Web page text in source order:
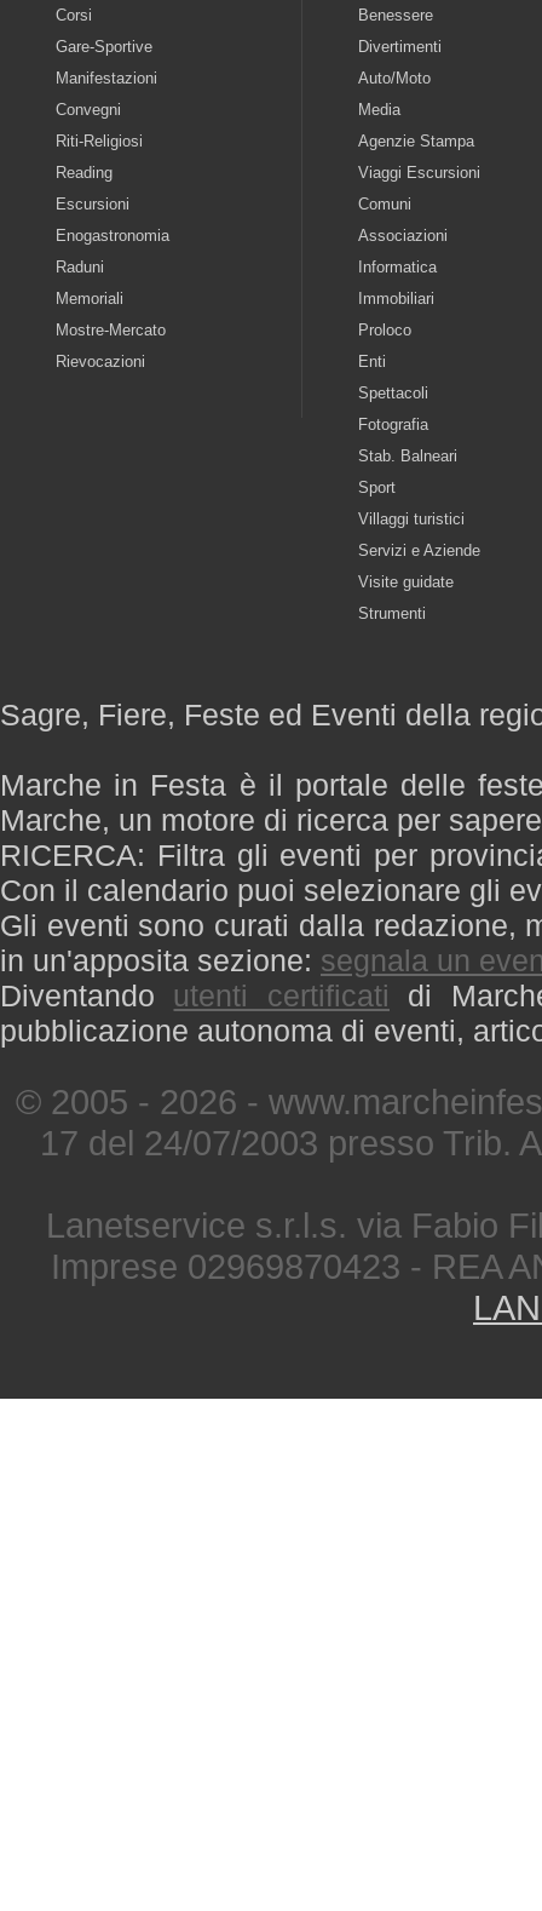
Corsi
Gare-Sportive
Manifestazioni
Convegni
Riti-Religiosi
Reading
Escursioni
Enogastronomia
Raduni
Memoriali
Mostre-Mercato
Rievocazioni
Benessere
Divertimenti
Auto/Moto
Media
Agenzie Stampa
Viaggi Escursioni
Comuni
Associazioni
Informatica
Immobiliari
Proloco
Enti
Spettacoli
Fotografia
Stab. Balneari
Sport
Villaggi turistici
Servizi e Aziende
Visite guidate
Strumenti
Sagre, Fiere, Feste ed Eventi della
Marche in Festa è il portale delle
Marche, un motore di ricerca per
RICERCA: Filtra gli eventi per
Con il calendario puoi selezionare gli
Gli eventi sono curati dalla redazione,
in un'apposita sezione: segnala un
Diventando utenti certificati di
pubblicazione autonoma di eventi,
© 2005 - 2026 -
17 del 24/07/2003 presso Trib.
Lanetservice s.r.l.s. via Fabio
Imprese 02969870423 - REA